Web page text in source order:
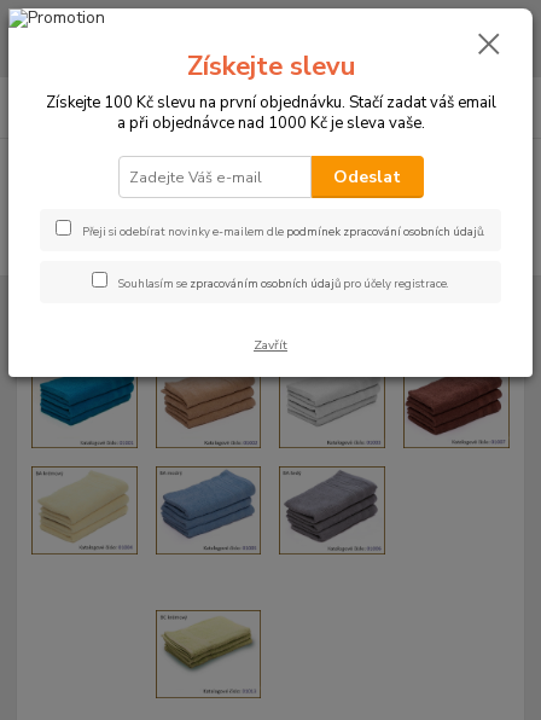
CHCETE NAKOUPIT VĚTŠÍ MNOŽSTVÍ NAŠICH PRODUKTŮ ZA LEPŠÍ
CZK
Hledat
+420 773 794 023
Pondělí-pátek 9-16 hodin
0
Získejte slevu
Získejte 100 Kč slevu na první objednávku. Stačí zadat váš email
a při objednávce nad 1000 Kč je sleva vaše.
Odeslat
Přeji si odebírat novinky e-mailem dle podmínek zpracování osobních údajů.
Souhlasím se zpracováním osobních údajů pro účely registrace.
Zavřít